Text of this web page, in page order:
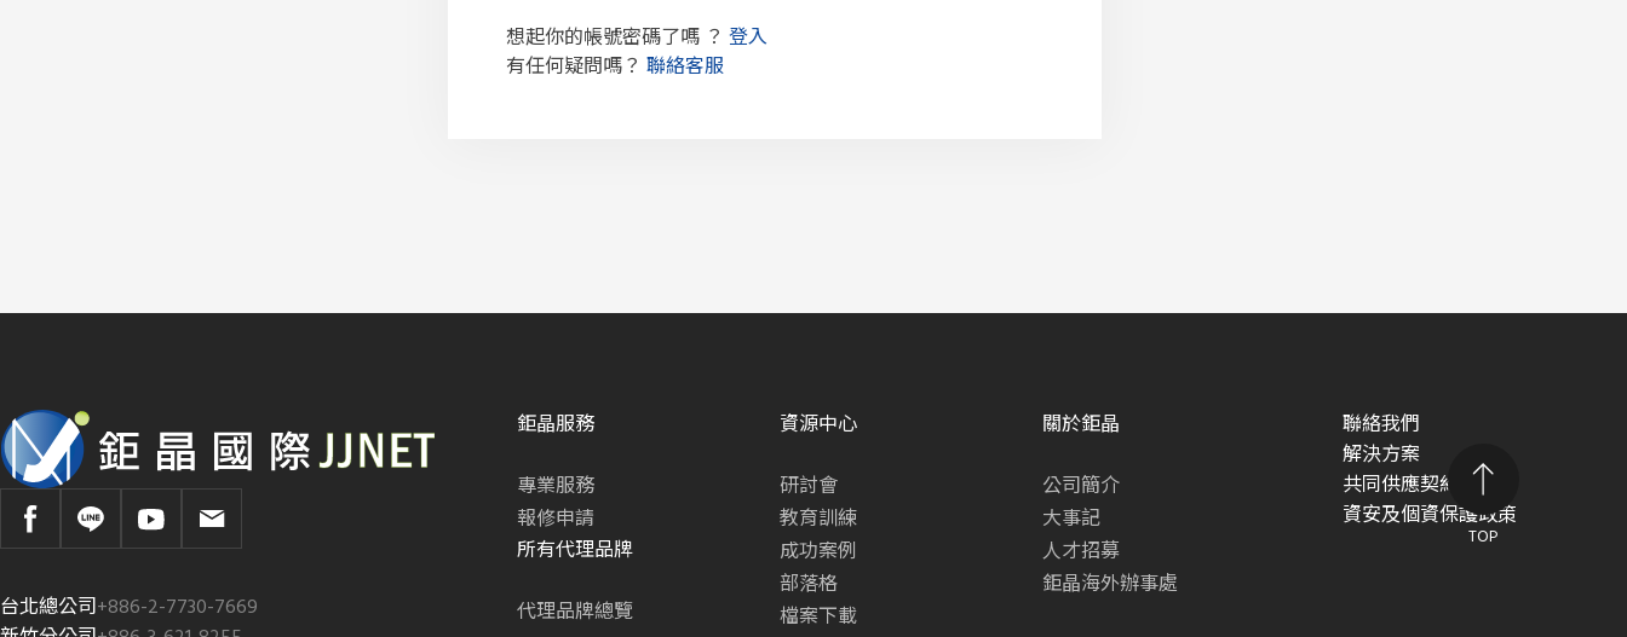
想起你的帳號密碼了嗎 ？ 登入
有任何疑問嗎？ 聯絡客服
TOP
台北總公司+886-2-7730-7669
鉅晶服務
專業服務
報修申請
所有代理品牌
代理品牌總覽
資源中心
研討會
教育訓練
成功案例
部落格
檔案下載
關於鉅晶
公司簡介
大事記
人才招募
鉅晶海外辦事處
聯絡我們
解決方案
共同供應契約專區
資安及個資保護政策